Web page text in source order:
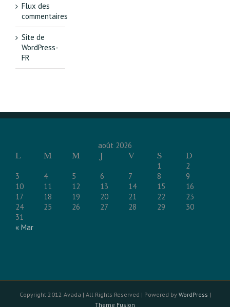
Flux des
commentaires
Site de
WordPress-
FR
août 2026
L
M M J V S
D
1
2
3
4 5 6 7 8
9
10
11 12 13 14 15
16
17
18 19 20 21 22
23
24
25 26 27 28 29
30
31
« Mar
Copyright 2012 Avada | All Rights Reserved | Powered by WordPress |
Theme Fusion